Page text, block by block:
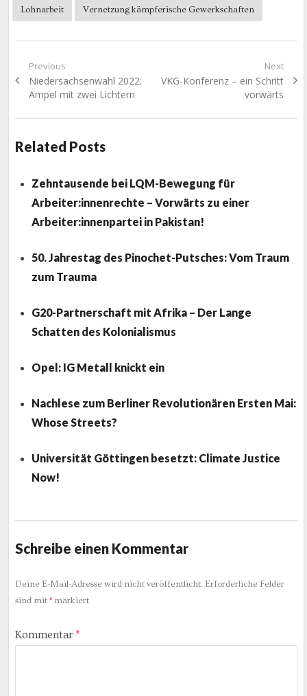
Lohnarbeit Vernetzung kämpferische Gewerkschaften
Beitragsnavigation
Previous
Previous
post:
Niedersachsenwahl 2022:
Ampel mit zwei Lichtern
Next
Next
VKG-Konferenz – ein Schritt
vorwärts
Related Posts
Zehntausende bei LQM-Bewegung für
Arbeiter:innenrechte – Vorwärts zu einer
Arbeiter:innenpartei in Pakistan!
50. Jahrestag des Pinochet-Putsches: Vom Traum
zum Trauma
G20-Partnerschaft mit Afrika – Der Lange
Schatten des Kolonialismus
Opel: IG Metall knickt ein
Nachlese zum Berliner Revolutionären Ersten Mai:
Whose Streets?
Universität Göttingen besetzt: Climate Justice
Now!
Schreibe einen Kommentar
Deine E-Mail-Adresse wird nicht veröffentlicht. Erforderliche Felder
sind mit *markiert
Kommentar *